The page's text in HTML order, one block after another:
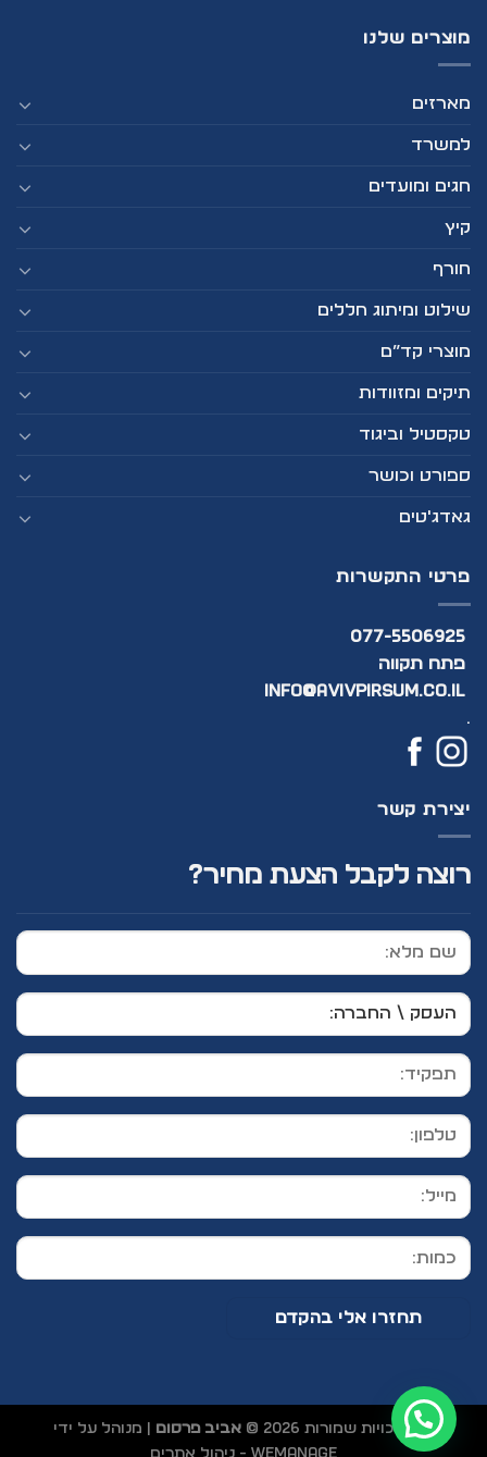
מוצרים שלנו
מארזים
למשרד
חגים ומועדים
קיץ
חורף
שילוט ומיתוג חללים
מוצרי קד”ם
תיקים ומזוודות
טקסטיל וביגוד
ספורט וכושר
גאדג'טים
פרטי התקשרות
077-5506925
פתח תקווה
info@avivpirsum.co.il
.
יצירת קשר
רוצה לקבל הצעת מחיר?
כל הזכויות שמורות 2026 © אביב פרסום
| מנוהל על ידי
WEmanage - ניהול אתרים